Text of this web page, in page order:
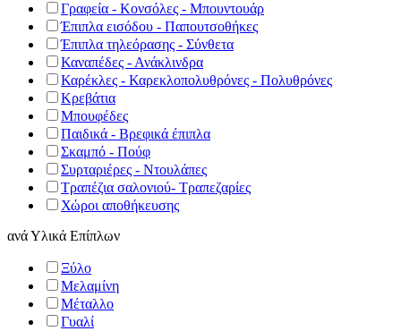
Γραφεία - Κονσόλες - Μπουντουάρ
Έπιπλα εισόδου - Παπουτσοθήκες
Έπιπλα τηλεόρασης - Σύνθετα
Καναπέδες - Ανάκλινδρα
Καρέκλες - Καρεκλοπολυθρόνες - Πολυθρόνες
Κρεβάτια
Μπουφέδες
Παιδικά - Βρεφικά έπιπλα
Σκαμπό - Πούφ
Συρταριέρες - Ντουλάπες
Τραπέζια σαλονιού- Τραπεζαρίες
Χώροι αποθήκευσης
ανάΥλικά Επίπλων
Ξύλο
Μελαμίνη
Μέταλλο
Γυαλί